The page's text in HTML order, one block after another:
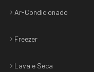
Ar-Condicionado
Freezer
Lava e Seca